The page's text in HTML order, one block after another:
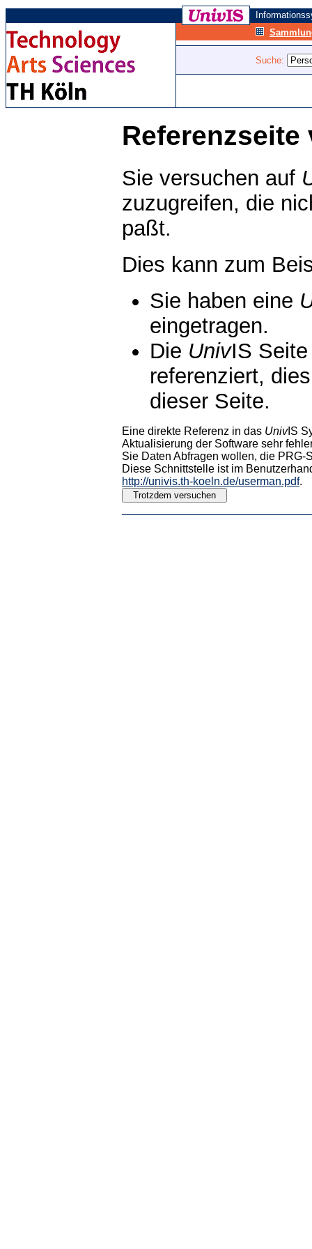
Suche:
Referenzseite
Sie versuchen auf
zuzugreifen, die
paßt.
Dies kann zum
Sie haben eine
eingetragen.
Die UnivIS
referenziert,
dieser Seite.
Eine direkte Referenz in das UnivIS
Aktualisierung der Software sehr
Sie Daten Abfragen wollen, die PRG-
Diese Schnittstelle ist im
http://univis.th-koeln.de/userman.pdf.